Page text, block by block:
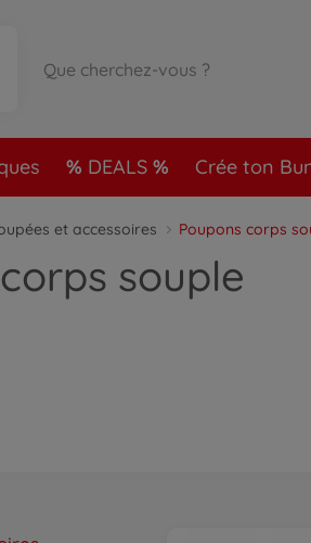
DEALS Crée ton
et accessoires Poupons corps
souple